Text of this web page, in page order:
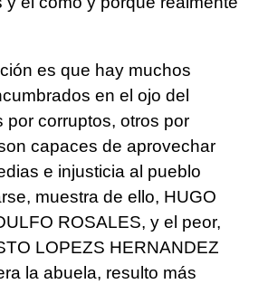
es que hay muchos
en el ojo del
por corruptos, otros por
capaces de aprovechar
e injusticia al pueblo
muestra de ello, HUGO
ROSALES, y el peor,
LOPEZS HERNANDEZ
la abuela, resulto más